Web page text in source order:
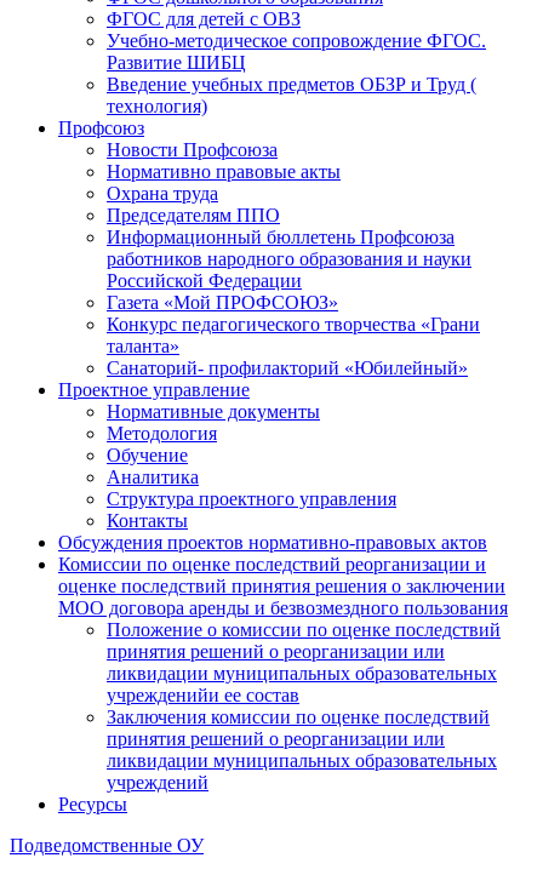
ФГОС для детей с ОВЗ
Учебно-методическое сопровождение ФГОС.
Развитие ШИБЦ
Введение учебных предметов ОБЗР и Труд (
технология)
Профсоюз
Новости Профсоюза
Нормативно правовые акты
Охрана труда
Председателям ППО
Информационный бюллетень Профсоюза
работников народного образования и науки
Российской Федерации
Газета «Мой ПРОФСОЮЗ»
Конкурс педагогического творчества «Грани
таланта»
Санаторий- профилакторий «Юбилейный»
Проектное управление
Нормативные документы
Методология
Обучение
Аналитика
Структура проектного управления
Контакты
Обсуждения проектов нормативно-правовых актов
Комиссии по оценке последствий реорганизации и
оценке последствий принятия решения о заключении
МОО договора аренды и безвозмездного пользования
Положение о комиссии по оценке последствий
принятия решений о реорганизации или
ликвидации муниципальных образовательных
учрежденийи ее состав
Заключения комиссии по оценке последствий
принятия решений о реорганизации или
ликвидации муниципальных образовательных
учреждений
Ресурсы
Подведомственные ОУ